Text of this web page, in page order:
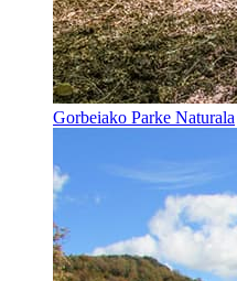
Gorbeiako Parke Naturala